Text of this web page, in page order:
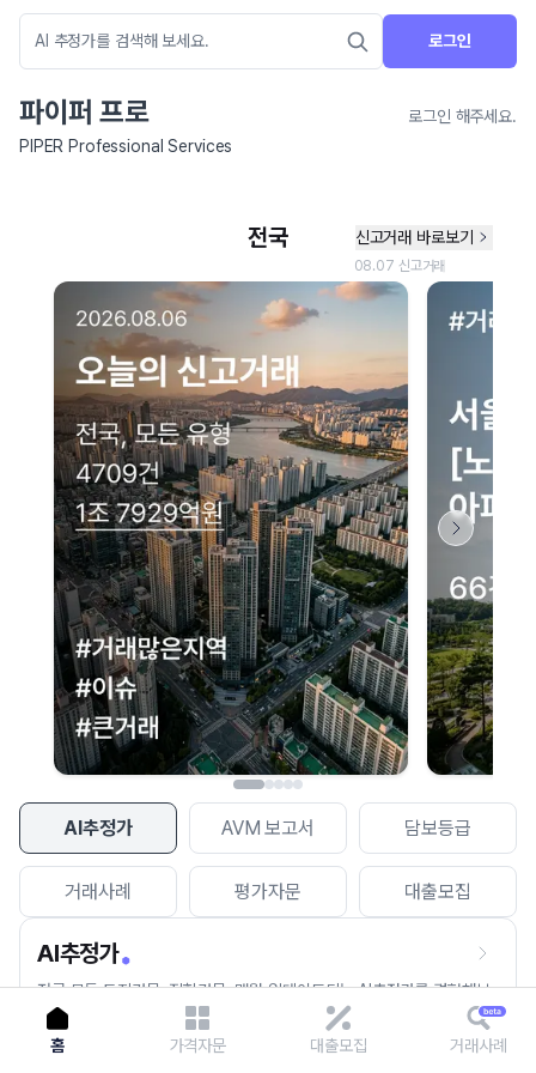
로그인
파이퍼 프로
로그인 해주세요.
PIPER Professional Services
AI추정가 AVM 보고서 담보등급
거래사례 평가자문 대출모집
AI추정가
전국 모든 토지건물, 집합건물, 매월 업데이트되는 AI추정가를 경험해보
세요.
네이버 지도 연결 안내
현재 네이버 지도 연결이 원활하지 않아 지도를 불러올 수 없습니다.
이용에 불편을 드려 죄송합니다.
다시 시도
홈 가격자문 대출모집 거래사례